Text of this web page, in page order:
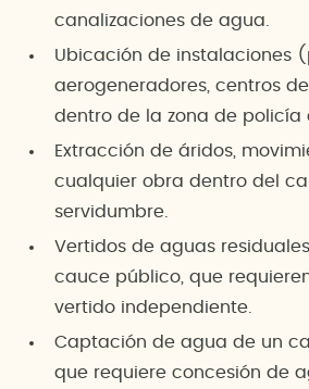
canalizaciones de agua.
Ubicación de instalaciones
aerogeneradores, centros
dentro de la zona de policía
Extracción de áridos,
cualquier obra dentro del
servidumbre.
Vertidos de aguas
cauce público, que
vertido independiente.
Captación de agua de un
que requiere concesión de